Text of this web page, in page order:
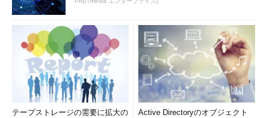
テープストレージの需要に拡大の
Active Directoryのオブジェクト